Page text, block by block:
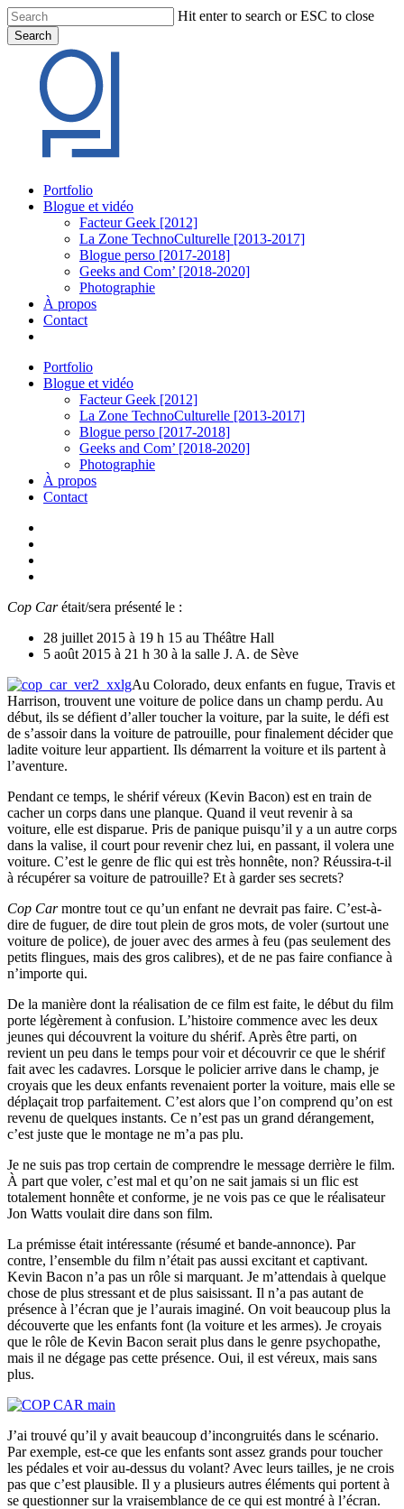
Skip
to
main
content
Hit enter to search or ESC to close
Search
Search
Menu
Portfolio
Blogue et vidéo
Facteur Geek [2012]
La Zone TechnoCulturelle [2013-2017]
Blogue perso [2017-2018]
Geeks and Com’ [2018-2020]
Photographie
À propos
Contact
Portfolio
Blogue et vidéo
Facteur Geek [2012]
La Zone TechnoCulturelle [2013-2017]
Blogue perso [2017-2018]
Geeks and Com’ [2018-2020]
Photographie
À propos
Contact
Cop Carétait/sera présenté le :
28 juillet 2015 à 19 h 15 au Théâtre Hall
5 août 2015 à 21 h 30 à la salle J. A. de Sève
Au Colorado, deux enfants en fugue, Travis et
Harrison, trouvent une voiture de police dans un champ perdu. Au
début, ils se défient d’aller toucher la voiture, par la suite, le défi est
de s’assoir dans la voiture de patrouille, pour finalement décider que
ladite voiture leur appartient. Ils démarrent la voiture et ils partent à
l’aventure.
Pendant ce temps, le shérif véreux (Kevin Bacon) est en train de
cacher un corps dans une planque. Quand il veut revenir à sa
voiture, elle est disparue. Pris de panique puisqu’il y a un autre corps
dans la valise, il court pour revenir chez lui, en passant, il volera une
voiture. C’est le genre de flic qui est très honnête, non? Réussira-t-il
à récupérer sa voiture de patrouille? Et à garder ses secrets?
Cop Carmontre tout ce qu’un enfant ne devrait pas faire. C’est-à-
dire de fuguer, de dire tout plein de gros mots, de voler (surtout une
voiture de police), de jouer avec des armes à feu (pas seulement des
petits flingues, mais des gros calibres), et de ne pas faire confiance à
n’importe qui.
De la manière dont la réalisation de ce film est faite, le début du film
porte légèrement à confusion. L’histoire commence avec les deux
jeunes qui découvrent la voiture du shérif. Après être parti, on
revient un peu dans le temps pour voir et découvrir ce que le shérif
fait avec les cadavres. Lorsque le policier arrive dans le champ, je
croyais que les deux enfants revenaient porter la voiture, mais elle se
déplaçait trop parfaitement. C’est alors que l’on comprend qu’on est
revenu de quelques instants. Ce n’est pas un grand dérangement,
c’est juste que le montage ne m’a pas plu.
Je ne suis pas trop certain de comprendre le message derrière le film.
À part que voler, c’est mal et qu’on ne sait jamais si un flic est
totalement honnête et conforme, je ne vois pas ce que le réalisateur
Jon Watts voulait dire dans son film.
La prémisse était intéressante (résumé et bande-annonce). Par
contre, l’ensemble du film n’était pas aussi excitant et captivant.
Kevin Bacon n’a pas un rôle si marquant. Je m’attendais à quelque
chose de plus stressant et de plus saisissant. Il n’a pas autant de
présence à l’écran que je l’aurais imaginé. On voit beaucoup plus la
découverte que les enfants font (la voiture et les armes). Je croyais
que le rôle de Kevin Bacon serait plus dans le genre psychopathe,
mais il ne dégage pas cette présence. Oui, il est véreux, mais sans
plus.
J’ai trouvé qu’il y avait beaucoup d’incongruités dans le scénario.
Par exemple, est-ce que les enfants sont assez grands pour toucher
les pédales et voir au-dessus du volant? Avec leurs tailles, je ne crois
pas que c’est plausible. Il y a plusieurs autres éléments qui portent à
se questionner sur la vraisemblance de ce qui est montré à l’écran.